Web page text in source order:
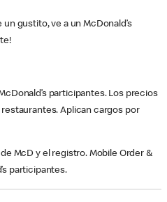
gustito, ve a un McDonald’s
participantes. Los precios
Aplican cargos por
McD y el registro. Mobile Order &
participantes.